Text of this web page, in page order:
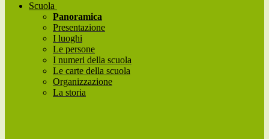
Scuola
Panoramica
Presentazione
I luoghi
Le persone
I numeri della scuola
Le carte della scuola
Organizzazione
La storia